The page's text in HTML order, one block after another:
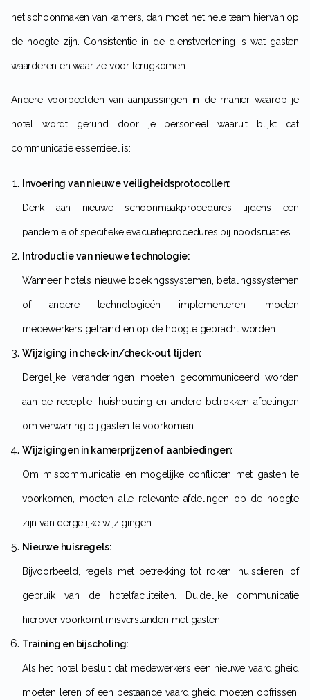
het schoonmaken van kamers, dan moet het hele team hiervan op
de hoogte zijn. Consistentie in de dienstverlening is wat gasten
waarderen en waar ze voor terugkomen.
Andere voorbeelden van aanpassingen in de manier waarop je
hotel wordt gerund door je personeel waaruit blijkt dat
communicatie essentieel is:
Invoering van nieuwe veiligheidsprotocollen:
Denk aan nieuwe schoonmaakprocedures tijdens een
pandemie of specifieke evacuatieprocedures bij noodsituaties.
Introductie van nieuwe technologie:
Wanneer hotels nieuwe boekingssystemen, betalingssystemen
of andere technologieën implementeren, moeten
medewerkers getraind en op de hoogte gebracht worden.
Wijziging in check-in/check-out tijden:
Dergelijke veranderingen moeten gecommuniceerd worden
aan de receptie, huishouding en andere betrokken afdelingen
om verwarring bij gasten te voorkomen.
Wijzigingen in kamerprijzen of aanbiedingen:
Om miscommunicatie en mogelijke conflicten met gasten te
voorkomen, moeten alle relevante afdelingen op de hoogte
zijn van dergelijke wijzigingen.
Nieuwe huisregels:
Bijvoorbeeld, regels met betrekking tot roken, huisdieren, of
gebruik van de hotelfaciliteiten. Duidelijke communicatie
hierover voorkomt misverstanden met gasten.
Training en bijscholing:
Als het hotel besluit dat medewerkers een nieuwe vaardigheid
moeten leren of een bestaande vaardigheid moeten opfrissen,